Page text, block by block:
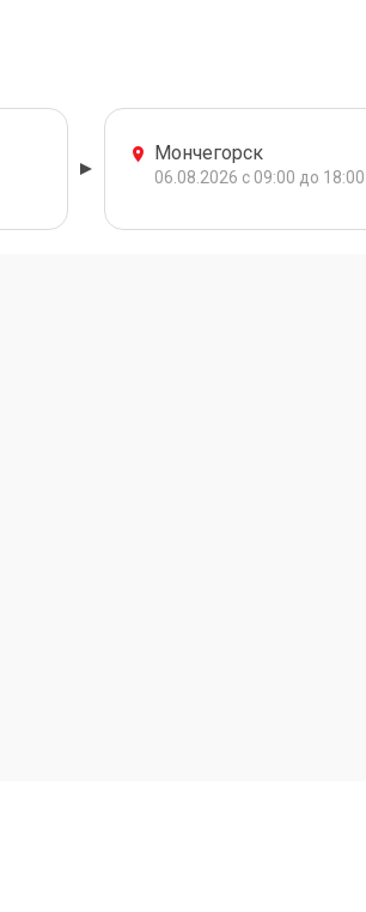
Мончегорск
06.08.2026 с 09:00 до 18:00